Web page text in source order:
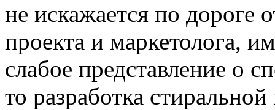
не искажается по дороге
проекта и маркетолога,
слабое представление о
то разработка